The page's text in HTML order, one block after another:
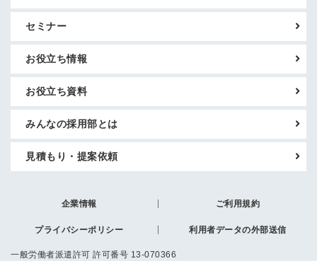
セミナー
お役立ち情報
お役立ち資料
みんなの採用部とは
見積もり・提案依頼
企業情報 ご利用規約
プライバシーポリシー 利用者データの外部送信
一般労働者派遣許可 許可番号 13-070366